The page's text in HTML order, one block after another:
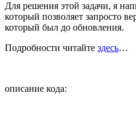
Для решения этой задачи, я
который позволяет запросто
который был до обновления.
Подробности читайте здесь…
описание кода: